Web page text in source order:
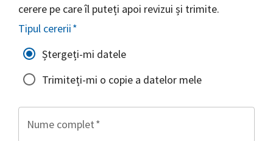
cerere pe care îl puteți apoi revizui și trimite.
Tipul cererii*
Ștergeți-mi datele
Trimiteți-mi o copie a datelor mele
Nume complet*